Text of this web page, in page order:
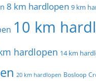
8 km hardlopen 9 km
10 km
hardlopen 14 km
20 km hardlopen Bosloop